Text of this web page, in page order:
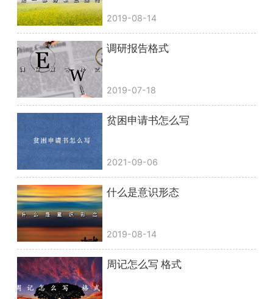
2019-08-14
调研报告格式
2019-07-18
贫困申请书怎么写
2021-09-06
什么是意识形态
2019-08-14
周记怎么写 格式